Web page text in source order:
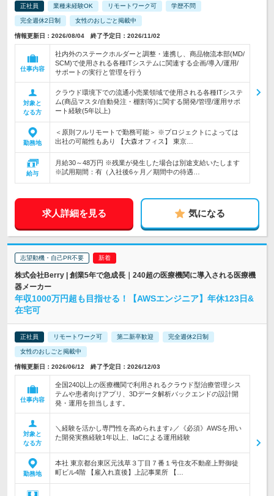
正社員 業種未経験OK リモートワーク可 学歴不問
完全週休2日制 女性のおしごと掲載中
情報更新日：2026/08/04 終了予定日：2026/11/02
仕事内容
社内外のステークホルダーと調整・連携し、商品物流本部(MD/
SCM)で使用される各種ITシステムに関連する企画/導入/運用/
サポートの実行と管理を行う
対象と
なる方
クラウド環境下での流通小売業領域で使用される各種ITシステ
ム(商品マスタ/自動発注・棚割等)に関する開発/管理/運用サポ
ート経験(5年以上)
勤務地
＜原則フルリモートで勤務可能＞ ※プロジェクトによっては
出社の可能性もあり 【大森オフィス】 東京…
給与
月給30～48万円 ※残業が発生した場合は別途支給いたします
※試用期間：有（入社後6ヶ月／期間中の待遇…
求人詳細を見る 気になる
志望動機・自己PR不要
株式会社Berry | 創業5年で急成長｜240超の医療機関に導入される医療機
器メーカー
年収1000万円超も目指せる！【AWSエンジニア】年休123日&
在宅可
正社員 リモートワーク可 第二新卒歓迎 完全週休2日制
女性のおしごと掲載中
情報更新日：2026/06/12 終了予定日：2026/12/03
仕事内容
全国240以上の医療機関で利用されるクラウド型治療管理シス
テムや患者向けアプリ、3Dデータ解析バックエンドの設計開
発・運用を担当します。
対象と
なる方
＼経験を活かし専門性を高められます♪／《必須》AWSを用い
た開発実務経験1年以上、IaCによる運用経験
勤務地
本社 東京都台東区元浅草３丁目７番１号住友不動産上野御徒
町ビル4階 【雇入れ直後】上記事業所 【…